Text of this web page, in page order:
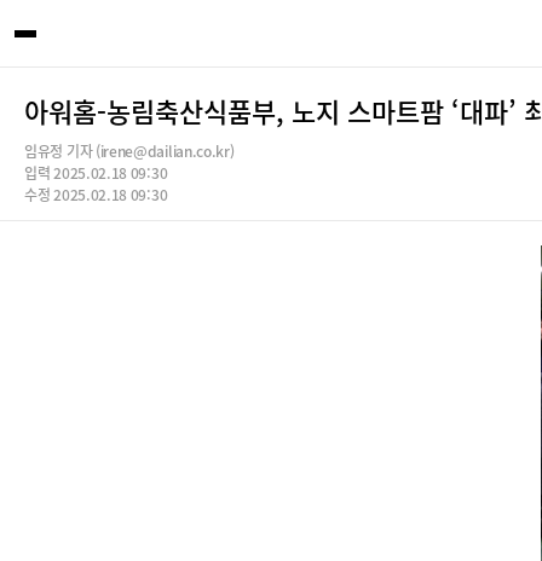
아워홈-농림축산식품부, 노지 스마트팜 ‘대파’
임유정 기자 (irene@dailian.co.kr)
입력 2025.02.18 09:30
수정 2025.02.18 09:30